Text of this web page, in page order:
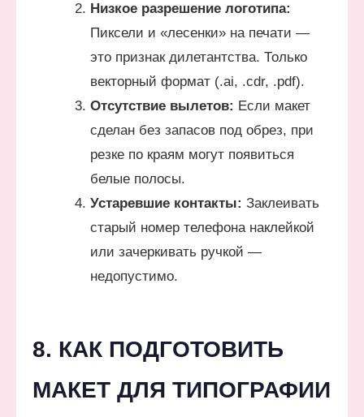
Низкое разрешение логотипа:
Пиксели и «лесенки» на печати —
это признак дилетантства. Только
векторный формат (.ai, .cdr, .pdf).
Отсутствие вылетов: Если макет
сделан без запасов под обрез, при
резке по краям могут появиться
белые полосы.
Устаревшие контакты: Заклеивать
старый номер телефона наклейкой
или зачеркивать ручкой —
недопустимо.
8. КАК ПОДГОТОВИТЬ
МАКЕТ ДЛЯ ТИПОГРАФИИ